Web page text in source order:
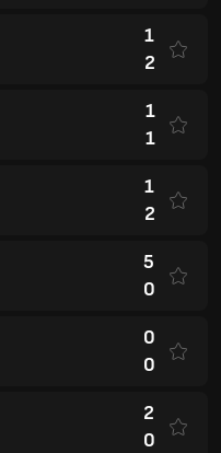
1
2
1
1
1
2
5
0
0
0
2
0